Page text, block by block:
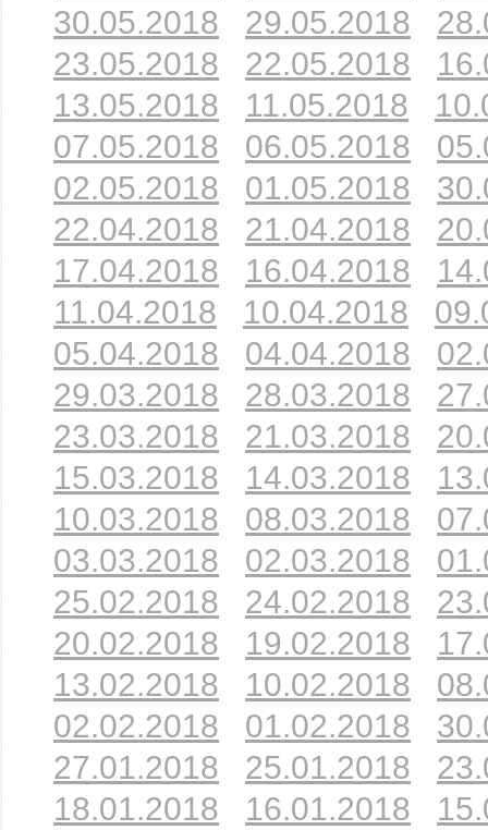
30.05.2018
29.05.2018
23.05.2018
22.05.2018
13.05.2018
11.05.2018
07.05.2018
06.05.2018
02.05.2018
01.05.2018
22.04.2018
21.04.2018
17.04.2018
16.04.2018
11.04.2018
10.04.2018
05.04.2018
04.04.2018
29.03.2018
28.03.2018
23.03.2018
21.03.2018
15.03.2018
14.03.2018
10.03.2018
08.03.2018
03.03.2018
02.03.2018
25.02.2018
24.02.2018
20.02.2018
19.02.2018
13.02.2018
10.02.2018
02.02.2018
01.02.2018
27.01.2018
25.01.2018
18.01.2018
16.01.2018